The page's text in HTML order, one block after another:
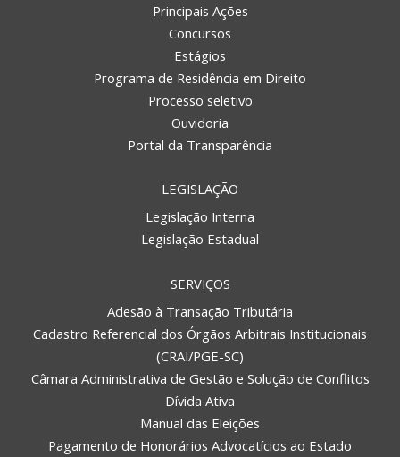
Principais Ações
Concursos
Estágios
Programa de Residência em Direito
Processo seletivo
Ouvidoria
Portal da Transparência
LEGISLAÇÃO
Legislação Interna
Legislação Estadual
SERVIÇOS
Adesão à Transação Tributária
Cadastro Referencial dos Órgãos Arbitrais Institucionais
(CRAI/PGE-SC)
Câmara Administrativa de Gestão e Solução de Conflitos
Dívida Ativa
Manual das Eleições
Pagamento de Honorários Advocatícios ao Estado